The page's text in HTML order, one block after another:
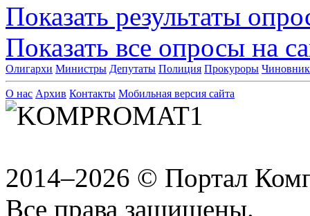
Показать результаты
Показать все опросы на
Олигархи Министры Депутаты Полиция Прокуроры
О нас Архив Контакты Мобильная версия сайта
2014–2026 © Портал
Все права защищены.